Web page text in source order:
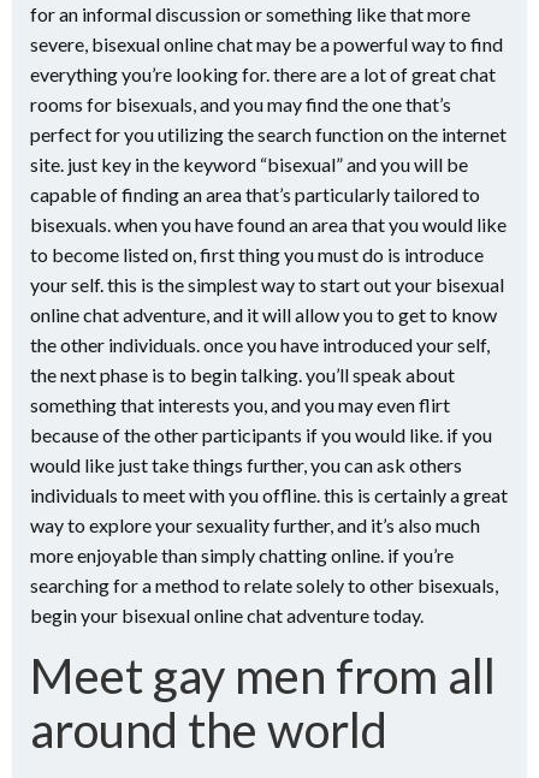
for an informal discussion or something like that more
severe, bisexual online chat may be a powerful way to find
everything you’re looking for. there are a lot of great chat
rooms for bisexuals, and you may find the one that’s
perfect for you utilizing the search function on the internet
site. just key in the keyword “bisexual” and you will be
capable of finding an area that’s particularly tailored to
bisexuals. when you have found an area that you would like
to become listed on, first thing you must do is introduce
your self. this is the simplest way to start out your bisexual
online chat adventure, and it will allow you to get to know
the other individuals. once you have introduced your self,
the next phase is to begin talking. you’ll speak about
something that interests you, and you may even flirt
because of the other participants if you would like. if you
would like just take things further, you can ask others
individuals to meet with you offline. this is certainly a great
way to explore your sexuality further, and it’s also much
more enjoyable than simply chatting online. if you’re
searching for a method to relate solely to other bisexuals,
begin your bisexual online chat adventure today.
Meet gay men from all
around the world